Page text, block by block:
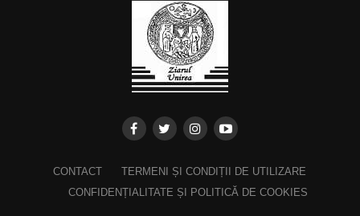
CONTACT
TERMENI ȘI CONDIȚII DE UTILIZARE
CONFIDENȚIALITATE ȘI POLITICĂ DE COOKIES